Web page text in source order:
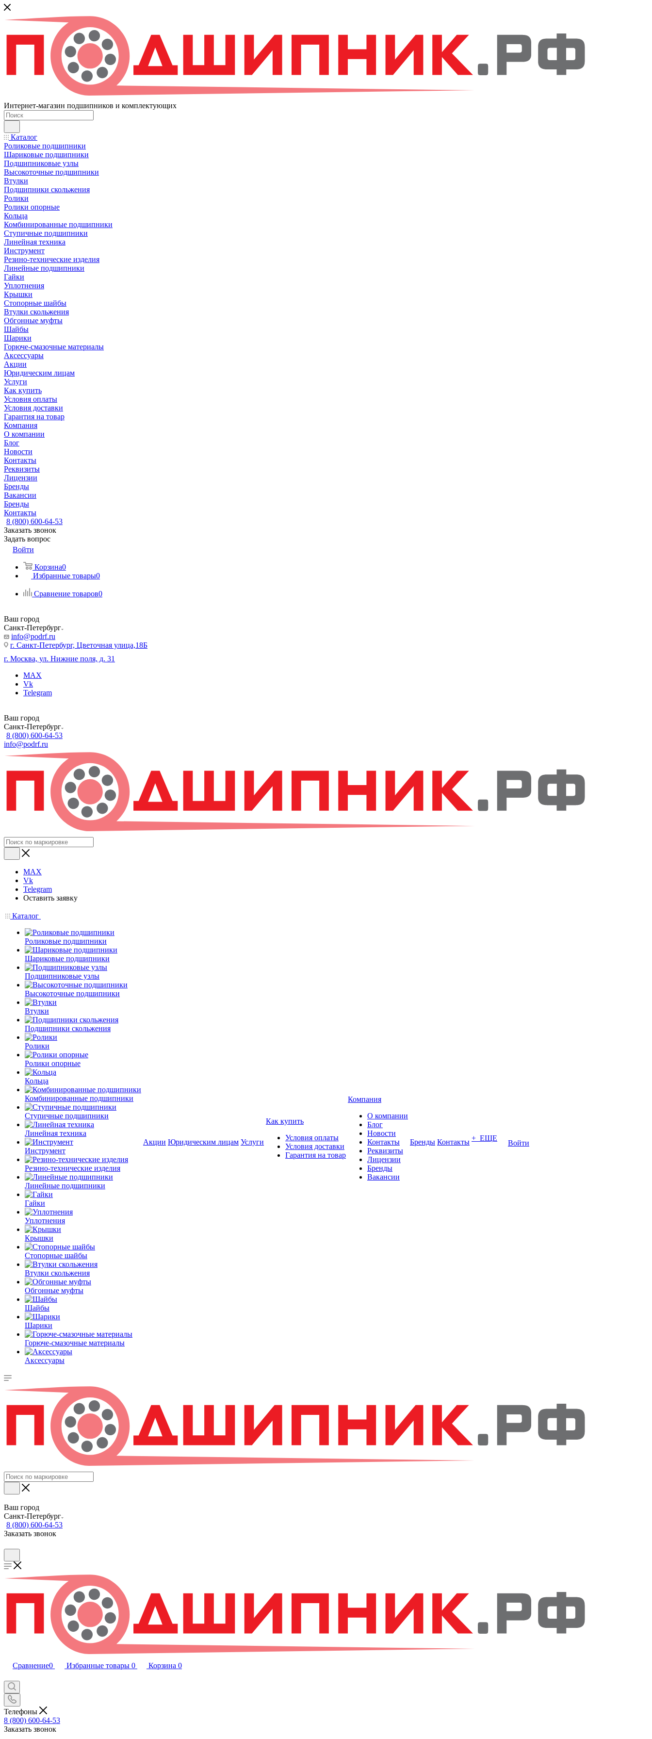
Интернет-магазин подшипников и комплектующих
Каталог
Роликовые подшипники
Шариковые подшипники
Подшипниковые узлы
Высокоточные подшипники
Втулки
Подшипники скольжения
Ролики
Ролики опорные
Кольца
Комбинированные подшипники
Ступичные подшипники
Линейная техника
Инструмент
Резино-технические изделия
Линейные подшипники
Гайки
Уплотнения
Крышки
Стопорные шайбы
Втулки скольжения
Обгонные муфты
Шайбы
Шарики
Горюче-смазочные материалы
Аксессуары
Акции
Юридическим лицам
Услуги
Как купить
Условия оплаты
Условия доставки
Гарантия на товар
Компания
О компании
Блог
Новости
Контакты
Реквизиты
Лицензии
Бренды
Вакансии
Бренды
Контакты
8 (800) 600-64-53
Заказать звонок
Задать вопрос
Войти
Корзина0
Избранные товары0
Сравнение товаров0
Ваш город
Санкт-Петербург
info@podrf.ru
г. Санкт-Петербург, Цветочная улица,18Б
г. Москва, ул. Нижние поля, д. 31
MAX
Vk
Telegram
Ваш город
Санкт-Петербург
8 (800) 600-64-53
info@podrf.ru
MAX
Vk
Telegram
Оставить заявку
Каталог
Роликовые подшипники
Шариковые подшипники
Подшипниковые узлы
Высокоточные подшипники
Втулки
Подшипники скольжения
Ролики
Ролики опорные
Кольца
Комбинированные подшипники
Ступичные подшипники
Линейная техника
Инструмент
Резино-технические изделия
Линейные подшипники
Гайки
Уплотнения
Крышки
Стопорные шайбы
Втулки скольжения
Обгонные муфты
Шайбы
Шарики
Горюче-смазочные материалы
Аксессуары
Акции Юридическим лицам Услуги
Как купить
Условия оплаты
Условия доставки
Гарантия на товар
Компания
О компании
Блог
Новости
Контакты
Реквизиты
Лицензии
Бренды
Вакансии
Бренды Контакты + ЕЩЕ
Войти
Ваш город
Санкт-Петербург
8 (800) 600-64-53
Заказать звонок
Сравнение0 Избранные товары 0 Корзина 0
Телефоны
8 (800) 600-64-53
Заказать звонок